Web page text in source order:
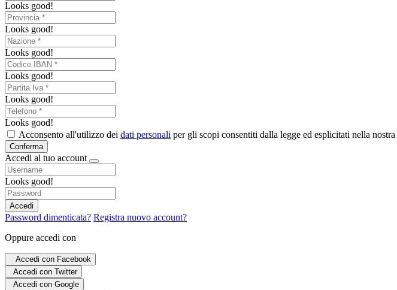
Looks good!
Looks good!
Looks good!
Looks good!
Looks good!
Looks good!
Acconsento all'utilizzo dei dati personali per gli scopi consentiti dalla legge ed esplicitati nella nostra
Conferma
Accedi al tuo account
Looks good!
Accedi
Password dimenticata? Registra nuovo account?
Oppure accedi con
Accedi con Facebook
Accedi con Twitter
Accedi con Google